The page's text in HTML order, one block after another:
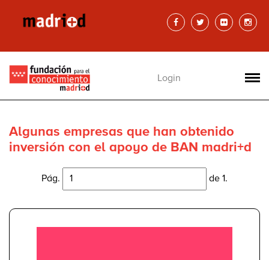
Login
Algunas empresas que han obtenido
inversión con el apoyo de BAN madri+d
Pág. de 1.